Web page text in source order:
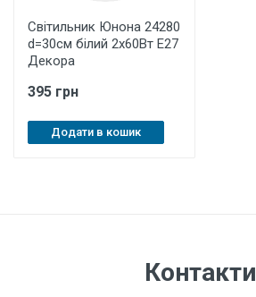
Світильник Юнона 24280
d=30см білий 2х60Вт Е27
Декора
395 грн
Додати в кошик
Контакти